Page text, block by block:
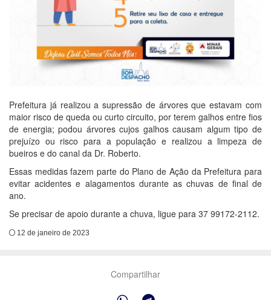
Prefeitura já realizou a supressão de árvores que estavam com
maior risco de queda ou curto circuito, por terem galhos entre fios
de energia; podou árvores cujos galhos causam algum tipo de
prejuízo ou risco para a população e realizou a limpeza de
bueiros e do canal da Dr. Roberto.
Essas medidas fazem parte do Plano de Ação da Prefeitura para
evitar acidentes e alagamentos durante as chuvas de final de
ano.
Se precisar de apoio durante a chuva, ligue para 37 99172-2112.
12 de janeiro de 2023
Compartilhar